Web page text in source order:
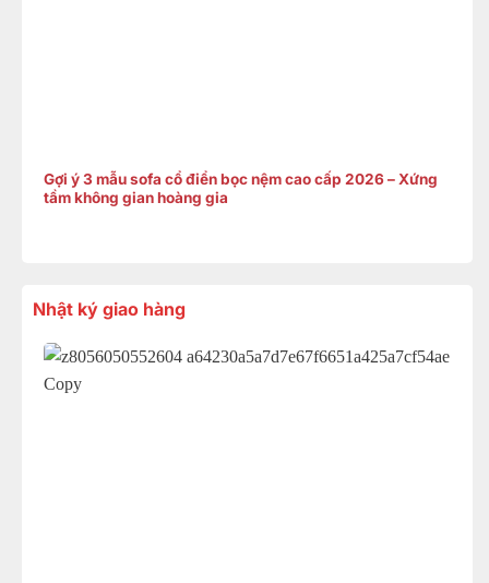
Gợi ý 3 mẫu sofa cổ điển bọc nệm cao cấp 2026 – Xứng
tầm không gian hoàng gia
Nhật ký giao hàng